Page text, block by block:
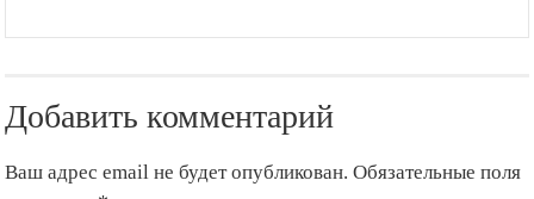
Добавить комментарий
Ваш адрес email не будет опубликован. Обязательные поля